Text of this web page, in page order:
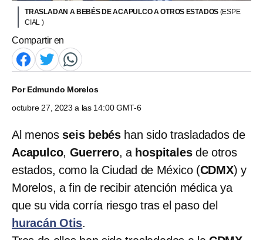
TRASLADAN A BEBÉS DE ACAPULCO A OTROS ESTADOS (ESPE
CIAL )
Compartir en
PorEdmundo Morelos
octubre 27, 2023 a las 14:00 GMT-6
Al menos seis bebés han sido trasladados de
Acapulco, Guerrero, a hospitalesde otros
estados, como la Ciudad de México (CDMX) y
Morelos, a fin de recibir atención médica ya
que su vida corría riesgo tras el paso del
huracán Otis.